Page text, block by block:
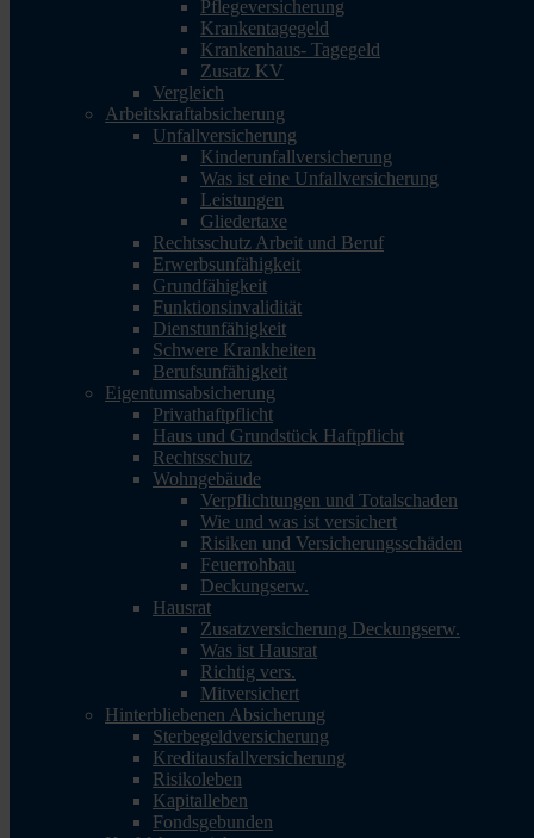
Pflegeversicherung
Krankentagegeld
Krankenhaus- Tagegeld
Zusatz KV
Vergleich
Arbeitskraftabsicherung
Unfallversicherung
Kinderunfallversicherung
Was ist eine Unfallversicherung
Leistungen
Gliedertaxe
Rechtsschutz Arbeit und Beruf
Erwerbsunfähigkeit
Grundfähigkeit
Funktionsinvalidität
Dienstunfähigkeit
Schwere Krankheiten
Berufsunfähigkeit
Eigentumsabsicherung
Privathaftpflicht
Haus und Grundstück Haftpflicht
Rechtsschutz
Wohngebäude
Verpflichtungen und Totalschaden
Wie und was ist versichert
Risiken und Versicherungsschäden
Feuerrohbau
Deckungserw.
Hausrat
Zusatzversicherung Deckungserw.
Was ist Hausrat
Richtig vers.
Mitversichert
Hinterbliebenen Absicherung
Sterbegeldversicherung
Kreditausfallversicherung
Risikoleben
Kapitalleben
Fondsgebunden